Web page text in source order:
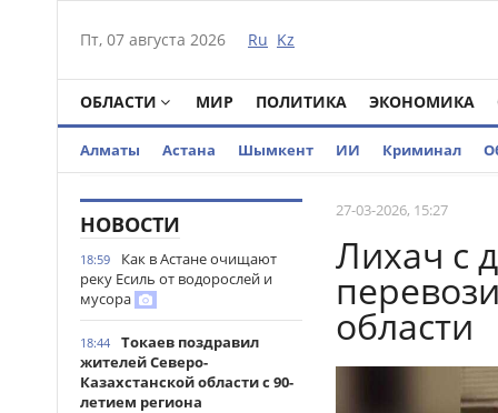
Пт, 07 августа 2026 Ru Kz
ОБЛАСТИ МИР ПОЛИТИКА ЭКОНОМИКА
Алматы Астана Шымкент ИИ Криминал
НОВОСТИ
18:59
Как в Астане очищают
реку Есиль от водорослей и
мусора
18:44
Токаев поздравил
жителей Северо-
Казахстанской области с 90-
летием региона
27-03-2026, 15:27
Лихач с
области